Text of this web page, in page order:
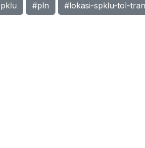
#pln #lokasi-spklu-tol-